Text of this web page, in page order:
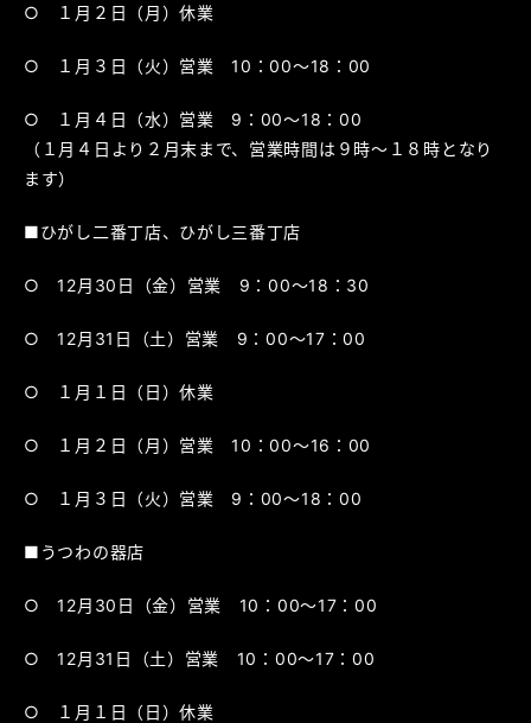
○ １月２日（月）休業
○ １月３日（火）営業 10：00～18：00
○ １月４日（水）営業 9：00～18：00
（１月４日より２月末まで、営業時間は９時～１８時となり
ます）
■ひがし二番丁店、ひがし三番丁店
○ 12月30日（金）営業 9：00～18：30
○ 12月31日（土）営業 9：00～17：00
○ １月１日（日）休業
○ １月２日（月）営業 10：00～16：00
○ １月３日（火）営業 9：00～18：00
■うつわの器店
○ 12月30日（金）営業 10：00～17：00
○ 12月31日（土）営業 10：00～17：00
○ １月１日（日）休業